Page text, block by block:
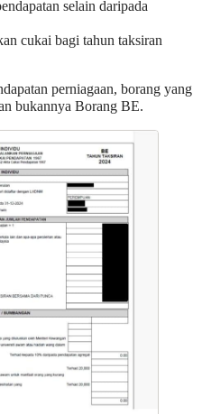
selain daripada
cukai bagi tahun taksiran
perniagaan, borang yang
bukannya Borang BE.